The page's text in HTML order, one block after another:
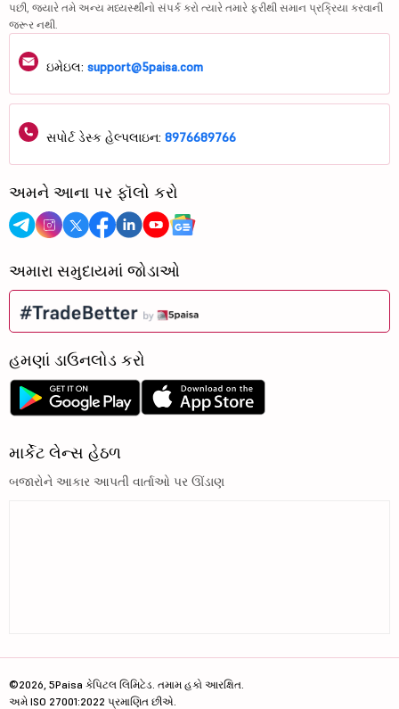
પછી, જ્યારે તમે અન્ય મધ્યસ્થીનો સંપર્ક કરો ત્યારે તમારે ફરીથી સમાન પ્રક્રિયા કરવાની
જરૂર નથી.
ઇમેઇલ: support@5paisa.com
સપોર્ટ ડેસ્ક હેલ્પલાઇન: 8976689766
અમને આના પર ફૉલો કરો
અમારા સમુદાયમાં જોડાઓ
હમણાં ડાઉનલોડ કરો
માર્કેટ લેન્સ હેઠળ
બજારોને આકાર આપતી વાર્તાઓ પર ઊંડાણ
©2026, 5Paisa કેપિટલ લિમિટેડ. તમામ હકો આરક્ષિત.
અમે ISO 27001:2022 પ્રમાણિત છીએ.